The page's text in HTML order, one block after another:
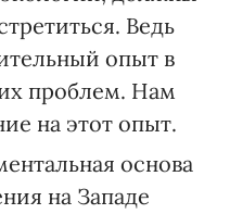
Ведь
опыт в
проблем. Нам
на этот опыт.
основа
на Западе